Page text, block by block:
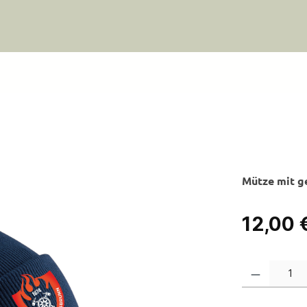
Mütze mit
Regulärer
12,00